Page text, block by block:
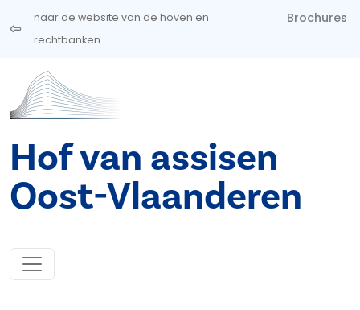
Overslaan en naar de inhoud gaan
naar de website van de hoven en
rechtbanken
Brochures
Hof van assisen
Oost-Vlaanderen